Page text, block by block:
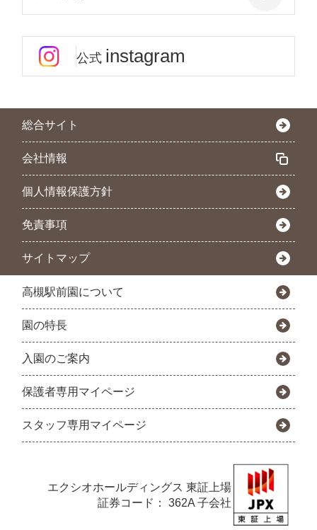
公式 instagram
総合サイト
会社情報
個人情報保護方針
免責事項
サイトマップ
高槻駅前園について
園の特長
入園のご案内
保護者専用マイページ
スタッフ専用マイページ
エクシオホールディングス 東証上場
証券コード： 362A 子会社